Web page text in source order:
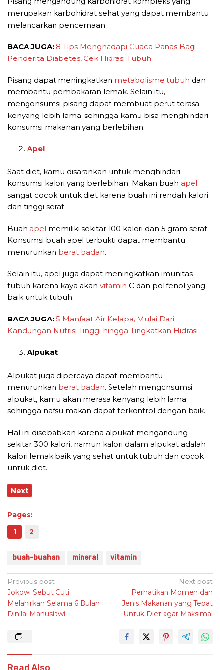
merupakan karbohidrat sehat yang dapat membantu
melancarkan pencernaan.
BACA JUGA: 8 Tips Menghadapi Cuaca Panas Bagi
Penderita Diabetes, Cek Hidrasi Tubuh
Pisang dapat meningkatkan metabolisme tubuh dan
membantu pembakaran lemak. Selain itu,
mengonsumsi pisang dapat membuat perut terasa
kenyang lebih lama, sehingga kamu bisa menghindari
konsumsi makanan yang berlebihan.
Apel
Saat diet, kamu disarankan untuk menghindari
konsumsi kalori yang berlebihan. Makan buah apel
sangat cocok untuk diet karena buah ini rendah kalori
dan tinggi serat.
Buah apel memiliki sekitar 100 kalori dan 5 gram serat.
Konsumsi buah apel terbukti dapat membantu
menurunkan berat badan.
Selain itu, apel juga dapat meningkatkan imunitas
tubuh karena kaya akan vitamin C dan polifenol yang
baik untuk tubuh.
BACA JUGA: 5 Manfaat Air Kelapa, Mulai Dari
Kandungan Nutrisi Tinggi hingga Tingkatkan Hidrasi
Alpukat
Alpukat juga dipercaya dapat membantu
menurunkan berat badan. Setelah mengonsumsi
alpukat, kamu akan merasa kenyang lebih lama
sehingga nafsu makan dapat terkontrol dengan baik.
Hal ini disebabkan karena alpukat mengandung
sekitar 300 kalori, namun kalori dalam alpukat adalah
kalori lemak baik yang sehat untuk tubuh dan cocok
untuk diet.
Next
Pages:
1
2
buah-buahan mineral vitamin
Post
navigation
Previous post
Jokowi Sebut Cuti
Melahirkan Selama 6 Bulan
Dinilai Manusiawi
Next post
Perhatikan Momen dan
Jenis Makanan yang Tepat
Untuk Diet agar Maksimal
Read Also